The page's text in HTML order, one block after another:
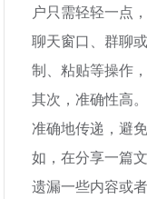
户只需轻轻一点
聊天窗口、群聊
制、粘贴等操作
其次，准确性高
准确地传递，避
如，在分享一篇
遗漏一些内容或